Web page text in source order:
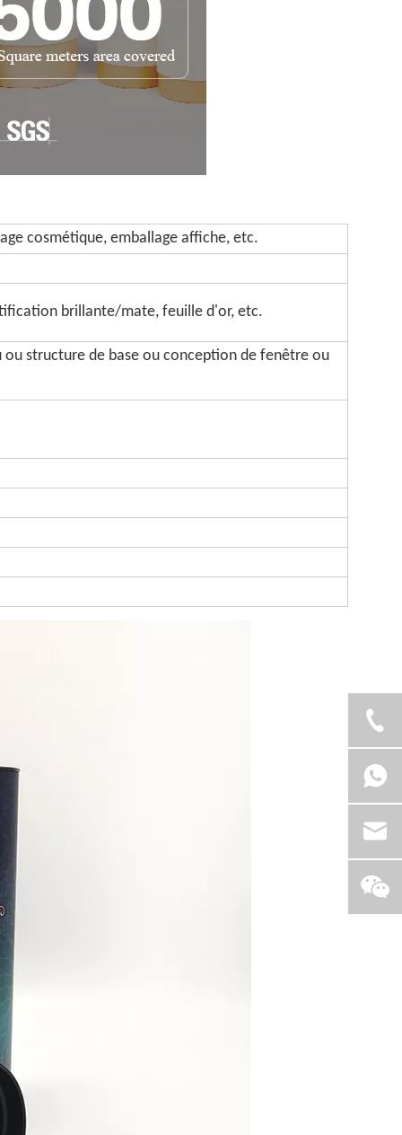
cosmétique, emballage affiche, etc.
brillante/mate, feuille d'or, etc.
structure de base ou conception de fenêtre ou